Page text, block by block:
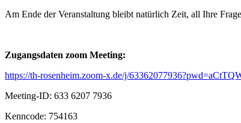
Am Ende der Veranstaltung bleibt natürlich Zeit, all Ihre
Zugangsdaten zoom Meeting:
https://th-rosenheim.zoom-x.de/j/
Meeting-ID: 633 6207 7936
Kenncode: 754163